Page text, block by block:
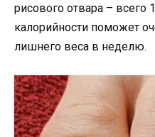
рисового отвара – всего
калорийности поможет
лишнего веса в неделю.